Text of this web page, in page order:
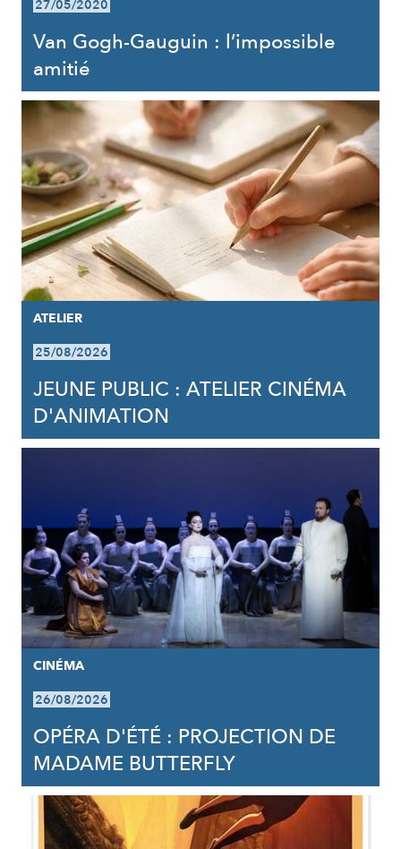
27/05/2020
Van Gogh-Gauguin : l’impossible
amitié
ATELIER
25/08/2026
JEUNE PUBLIC : ATELIER CINÉMA
D'ANIMATION
CINÉMA
26/08/2026
OPÉRA D'ÉTÉ : PROJECTION DE
MADAME BUTTERFLY